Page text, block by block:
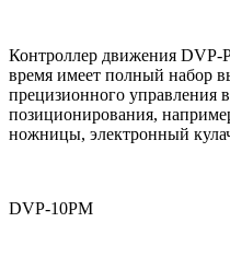
Контроллер движения DVP-
время имеет полный набор
прецизионного управления
позиционирования,
ножницы, электронный
DVP-10PM